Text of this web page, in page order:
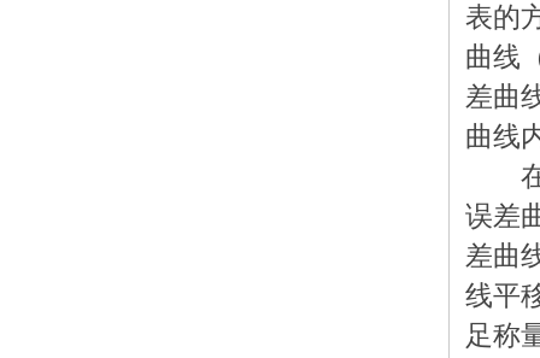
表的
曲线
差曲
曲线
在
误差
差曲
线平
足称